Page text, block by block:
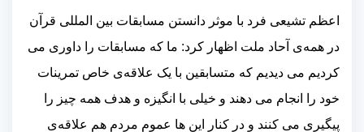
اعظم تشیعی فرد با موثر دانستن مسابقات بین المللی قرآن
در همه‌ی آحاد ملت اظهار کرد: ما که مسابقات را داوری می
کردیم می دیدیم که متسابقین با یک علاقه‌ی خاص تمرینات
خود را انجام می دهند و خیلی با انگیزه و هدف همه چیز را
پیگیری می کنند و در کنار این ها عموم مردم هم علاقه‌ی